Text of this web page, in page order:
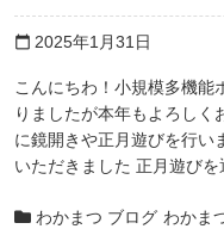
calendar_today 2025年1月31日
こんにちわ！小規模多機能
りましたが本年もよろしく
に鏡開きや正月遊びを行い
いただきました 正月遊び
わかまつ ブログ わかま